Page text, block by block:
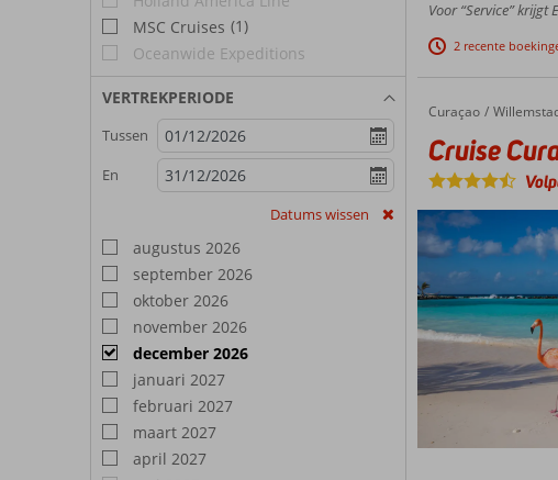
MSC Cruises (1)
Oceanwide Expeditions
VERTREKPERIODE
Tussen
En
Datums wissen
augustus 2026
september 2026
oktober 2026
november 2026
december 2026
januari 2027
februari 2027
maart 2027
april 2027
Voor “Service” krijgt
2 recente
Home
Curaçao
Cruise Curaçao & Caribische Parels
Cruise